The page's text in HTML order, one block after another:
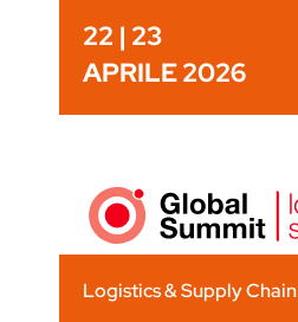
22 | 23
APRILE 2026
Logistics & Supply Chain